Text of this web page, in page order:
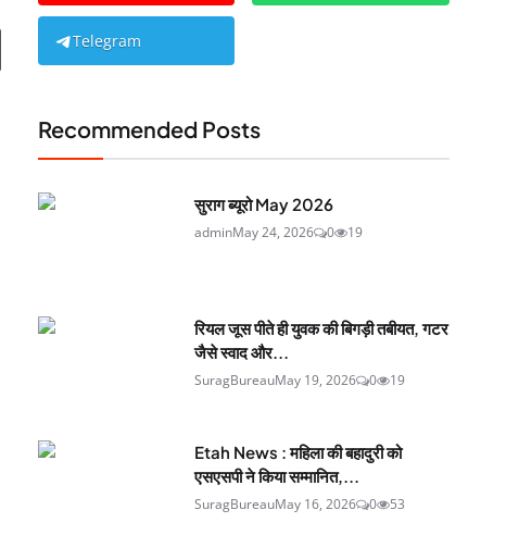
Telegram
Recommended Posts
सुराग ब्यूरो May 2026
adminMay 24, 2026 0 19
रियल जूस पीते ही युवक की बिगड़ी तबीयत, गटर
जैसे स्वाद और...
SuragBureauMay 19, 2026 0 19
Etah News : महिला की बहादुरी को
एसएसपी ने किया सम्मानित,...
SuragBureauMay 16, 2026 0 53